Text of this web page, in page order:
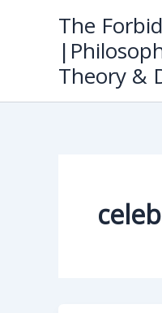
The
Theory &